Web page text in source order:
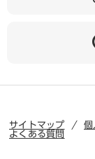
サイトマップ 個
よくある質問